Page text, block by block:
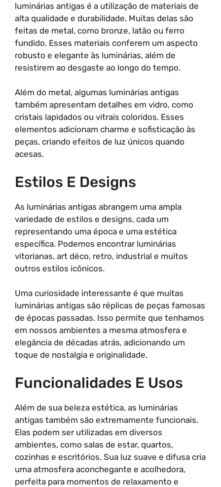
luminárias antigas é a utilização de materiais de
alta qualidade e durabilidade. Muitas delas são
feitas de metal, como bronze, latão ou ferro
fundido. Esses materiais conferem um aspecto
robusto e elegante às luminárias, além de
resistirem ao desgaste ao longo do tempo.
Além do metal, algumas luminárias antigas
também apresentam detalhes em vidro, como
cristais lapidados ou vitrais coloridos. Esses
elementos adicionam charme e sofisticação às
peças, criando efeitos de luz únicos quando
acesas.
Estilos E Designs
As luminárias antigas abrangem uma ampla
variedade de estilos e designs, cada um
representando uma época e uma estética
específica. Podemos encontrar luminárias
vitorianas, art déco, retro, industrial e muitos
outros estilos icônicos.
Uma curiosidade interessante é que muitas
luminárias antigas são réplicas de peças famosas
de épocas passadas. Isso permite que tenhamos
em nossos ambientes a mesma atmosfera e
elegância de décadas atrás, adicionando um
toque de nostalgia e originalidade.
Funcionalidades E Usos
Além de sua beleza estética, as luminárias
antigas também são extremamente funcionais.
Elas podem ser utilizadas em diversos
ambientes, como salas de estar, quartos,
cozinhas e escritórios. Sua luz suave e difusa cria
uma atmosfera aconchegante e acolhedora,
perfeita para momentos de relaxamento e